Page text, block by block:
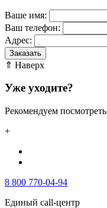
Ваше имя:
Ваш телефон:
Адрес:
Заказать
⇑ Наверх
Уже уходите?
Рекомендуем посмотреть
+
8 800 770-04-94
Единый call-центр